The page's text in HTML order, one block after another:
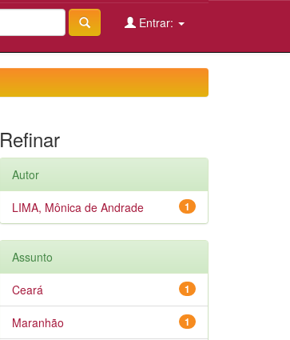
Entrar:
Refinar
Autor
1
LIMA, Mônica de Andrade
Assunto
1
Ceará
1
Maranhão